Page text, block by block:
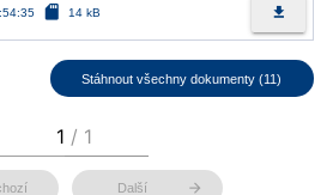
sd_card 14 kB file_download
Stáhnout všechny dokumenty (11)
Další arrow_forward